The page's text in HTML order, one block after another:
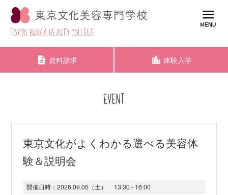
TOKYO BUNKA BEAUTY COLLEGE
資料請求 体験入学
EVENT
東京文化がよくわかる選べる美容体
験＆説明会
開催日時： 2026.09.05（土） 13:30 - 16:00